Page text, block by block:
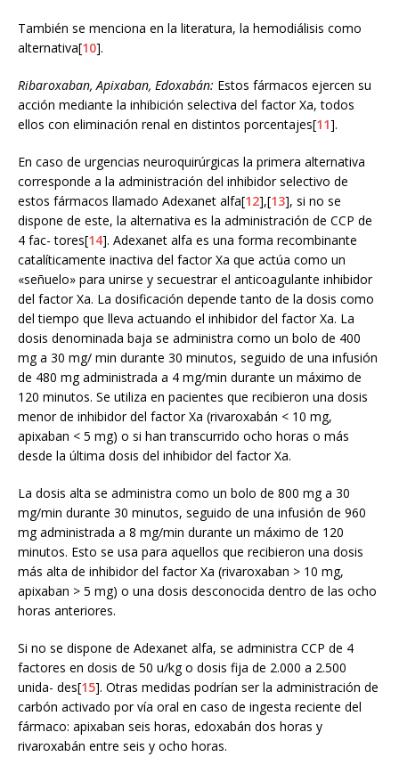
También se menciona en la literatura, la hemodiálisis como
alternativa[10].
Ribaroxaban, Apixaban, Edoxabán: Estos fármacos ejercen su
acción mediante la inhibición selectiva del factor Xa, todos
ellos con eliminación renal en distintos porcentajes[11].
En caso de urgencias neuroquirúrgicas la primera alternativa
corresponde a la administración del inhibidor selectivo de
estos fármacos llamado Adexanet alfa[12],[13], si no se
dispone de este, la alternativa es la administración de CCP de
4 fac- tores[14]. Adexanet alfa es una forma recombinante
catalíticamente inactiva del factor Xa que actúa como un
«señuelo» para unirse y secuestrar el anticoagulante inhibidor
del factor Xa. La dosificación depende tanto de la dosis como
del tiempo que lleva actuando el inhibidor del factor Xa. La
dosis denominada baja se administra como un bolo de 400
mg a 30 mg/ min durante 30 minutos, seguido de una infusión
de 480 mg administrada a 4 mg/min durante un máximo de
120 minutos. Se utiliza en pacientes que recibieron una dosis
menor de inhibidor del factor Xa (rivaroxabán < 10 mg,
apixaban < 5 mg) o si han transcurrido ocho horas o más
desde la última dosis del inhibidor del factor Xa.
La dosis alta se administra como un bolo de 800 mg a 30
mg/min durante 30 minutos, seguido de una infusión de 960
mg administrada a 8 mg/min durante un máximo de 120
minutos. Esto se usa para aquellos que recibieron una dosis
más alta de inhibidor del factor Xa (rivaroxaban > 10 mg,
apixaban > 5 mg) o una dosis desconocida dentro de las ocho
horas anteriores.
Si no se dispone de Adexanet alfa, se administra CCP de 4
factores en dosis de 50 u/kg o dosis fija de 2.000 a 2.500
unida- des[15]. Otras medidas podrían ser la administración de
carbón activado por vía oral en caso de ingesta reciente del
fármaco: apixaban seis horas, edoxabán dos horas y
rivaroxabán entre seis y ocho horas.